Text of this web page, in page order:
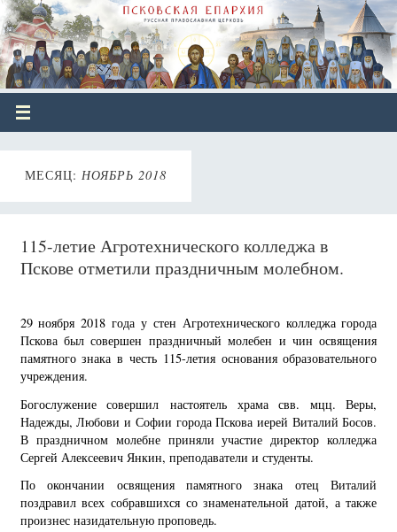
МЕСЯЦ: НОЯБРЬ 2018
115-летие Агротехнического колледжа в
Пскове отметили праздничным молебном.
29 ноября 2018 года у стен Агротехнического колледжа города
Пскова был совершен праздничный молебен и чин освящения
памятного знака в честь 115-летия основания образовательного
учреждения.
Богослужение совершил настоятель храма свв. мцц. Веры,
Надежды, Любови и Софии города Пскова иерей Виталий Босов.
В праздничном молебне приняли участие директор колледжа
Сергей Алексеевич Янкин, преподаватели и студенты.
По окончании освящения памятного знака отец Виталий
поздравил всех собравшихся со знаменательной датой, а также
произнес назидательную проповедь.